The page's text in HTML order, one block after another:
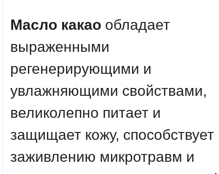
Масло какао обладает
выраженными
регенерирующими и
увлажняющими свойствами,
великолепно питает и
защищает кожу, способствует
заживлению микротравм и